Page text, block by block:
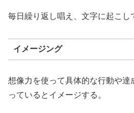
毎日繰り返し唱え、文字に起こし
イメージング
想像力を使って具体的な行動や達
っているとイメージする。